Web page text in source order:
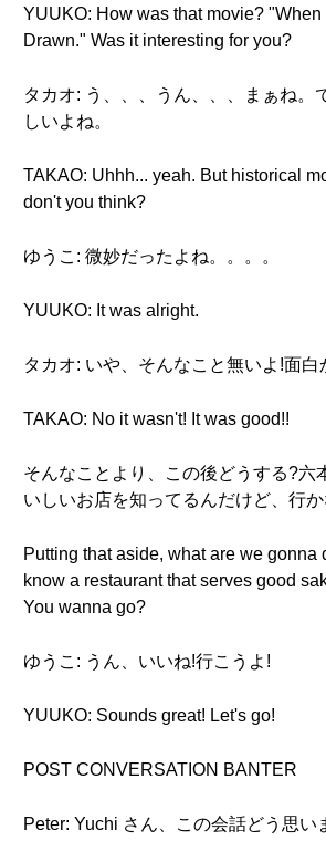
YUUKO: How was that movie?
Drawn." Was it interesting for you?
タカオ: う、、、うん、、、まぁね。
しいよね。
TAKAO: Uhhh... yeah. But historical
don't you think?
ゆうこ: 微妙だったよね。。。。
YUUKO: It was alright.
タカオ: いや、そんなこと無いよ!面白
TAKAO: No it wasn't! It was good!!
そんなことより、この後どうする?六
いしいお店を知ってるんだけど、行
Putting that aside, what are we gonna
know a restaurant that serves good
You wanna go?
ゆうこ: うん、いいね!行こうよ!
YUUKO: Sounds great! Let's go!
POST CONVERSATION BANTER
Peter: Yuchi さん、この会話どう思い